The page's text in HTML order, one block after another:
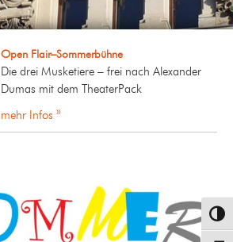
Open Flair–Sommerbühne
Die drei Musketiere – frei nach Alexander
Dumas mit dem TheaterPack
mehr Infos »